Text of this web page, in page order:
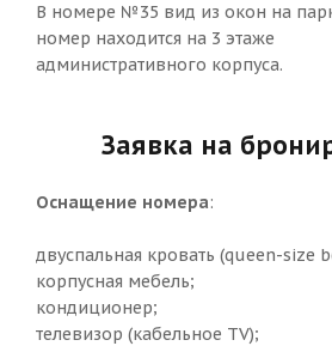
В номере №35 вид из окон на
номер находится на 3 этаже
административного корпуса.
Заявка на
Оснащение номера:
двуспальная кровать (queen-size
корпусная мебель;
кондиционер;
телевизор (кабельное TV);